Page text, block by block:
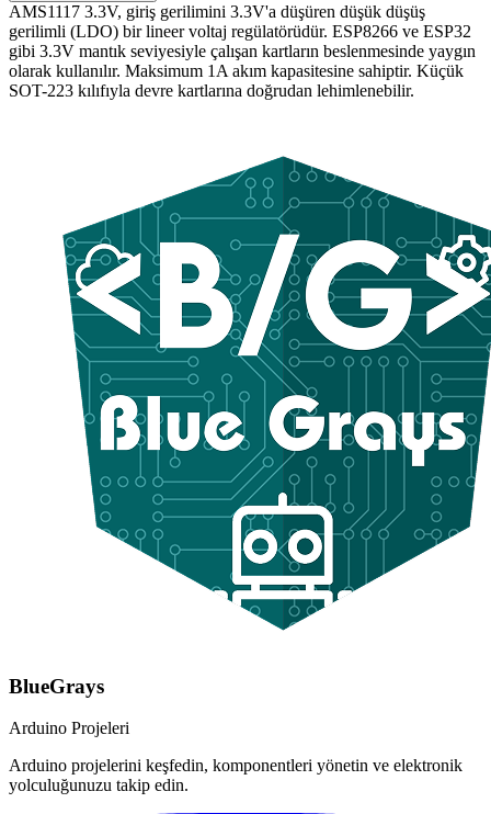
AMS1117 3.3V, giriş gerilimini 3.3V'a düşüren düşük düşüş
gerilimli (LDO) bir lineer voltaj regülatörüdür. ESP8266 ve ESP32
gibi 3.3V mantık seviyesiyle çalışan kartların beslenmesinde yaygın
olarak kullanılır. Maksimum 1A akım kapasitesine sahiptir. Küçük
SOT-223 kılıfıyla devre kartlarına doğrudan lehimlenebilir.
BlueGrays
Arduino Projeleri
Arduino projelerini keşfedin, komponentleri yönetin ve elektronik
yolculuğunuzu takip edin.